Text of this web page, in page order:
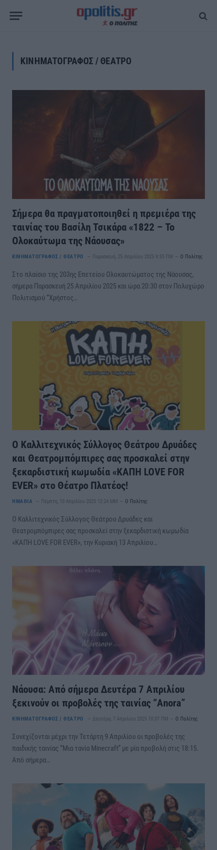
ΚΙΝΗΜΑΤΟΓΡΑΦΟΣ / ΘΕΑΤΡΟ
Σήμερα θα πραγματοποιηθεί η πρεμιέρα της
ταινίας του Βασίλη Τσικάρα «1822 – Το
Ολοκαύτωμα της Νάουσας»
ΚΙΝΗΜΑΤΟΓΡΑΦΟΣ / ΘΕΑΤΡΟ Παρασκευή, 25 Απριλίου 2025 9:53 ΠΜ Ο Πολίτης
Στο πλαίσιο της 203ης Επετείου Ολοκαυτώματος της Νάουσας,
σήμερα Παρασκευή 25 Απριλίου 2025 και ώρα 20:30 στον Πολυχώρο
Πολιτισμού “Χρήστος…
O Καλλιτεχνικός Σύλλογος Θεάτρου Δρυάδες
και Θεατρομπόμπιρες σας προσκαλεί στην
ξεκαρδιστική κωμωδία «ΚΑΠΗ LOVE FOR
EVER» στο Θέατρο Πλατέος!
ΗΜΑΘΙΑ Πέμπτη, 10 Απριλίου 2025 12:24 ΜΜ Ο Πολίτης
O Καλλιτεχνικός Σύλλογος Θεάτρου Δρυάδες και
Θεατρομπόμπιρες σας προσκαλεί στην ξεκαρδιστική κωμωδία
«ΚΑΠΗ LOVE FOR EVER», την Κυριακή 13 Απριλίου…
Νάουσα: Από σήμερα Δευτέρα 7 Απριλίου
ξεκινούν οι προβολές της ταινίας “Anora”
ΚΙΝΗΜΑΤΟΓΡΑΦΟΣ / ΘΕΑΤΡΟ Δευτέρα, 7 Απριλίου 2025 10:07 ΠΜ Ο Πολίτης
Συνεχίζονται μέχρι την Τετάρτη 9 Απριλίου οι προβολές της
παιδικής ταινίας “Μια τανία Minecraft” με μία προβολή στις 18:15.
Από σήμερα…